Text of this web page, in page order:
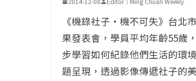
《機錄社子‧機不可失》台北
果發表會，學員平均年齡55歲
步學習如何紀錄他們生活的環
題呈現，透過影像傳遞社子的